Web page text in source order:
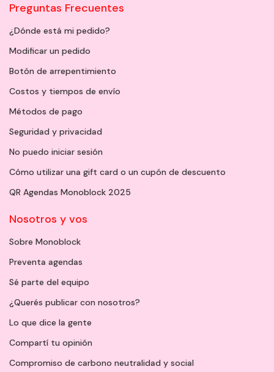
Preguntas Frecuentes
¿Dónde está mi pedido?
Modificar un pedido
Botón de arrepentimiento
Costos y tiempos de envío
Métodos de pago
Seguridad y privacidad
No puedo iniciar sesión
Cómo utilizar una gift card o un cupón de descuento
QR Agendas Monoblock 2025
Nosotros y vos
Sobre Monoblock
Preventa agendas
Sé parte del equipo
¿Querés publicar con nosotros?
Lo que dice la gente
Compartí tu opinión
Compromiso de carbono neutralidad y social